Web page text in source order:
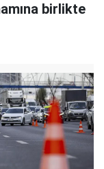
birlikte